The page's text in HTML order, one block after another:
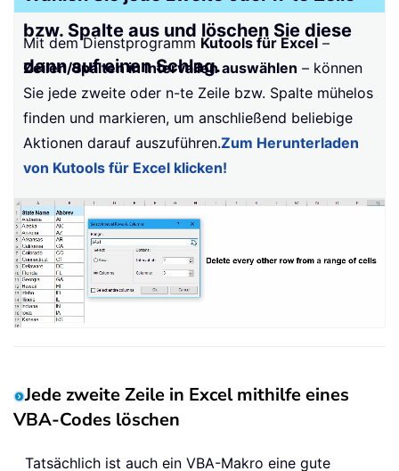
bzw. Spalte aus und löschen Sie diese
dann auf einen Schlag.
Mit dem Dienstprogramm Kutools für Excel –
Zeilen/Spalten in Intervallen auswählen – können
Sie jede zweite oder n-te Zeile bzw. Spalte mühelos
finden und markieren, um anschließend beliebige
Aktionen darauf auszuführen.Zum Herunterladen
von Kutools für Excel klicken!
Jede zweite Zeile in Excel mithilfe eines
VBA-Codes löschen
Tatsächlich ist auch ein VBA-Makro eine gute